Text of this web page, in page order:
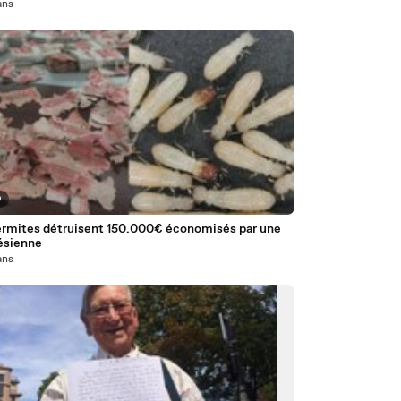
détruisent 150.000€ économisés par une